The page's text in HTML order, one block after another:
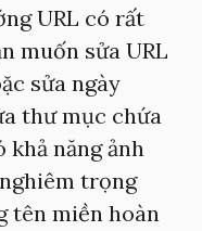
URL có rất
muốn sửa URL
sửa ngày
thư mục chứa
năng ảnh
trọng
tên miền hoàn